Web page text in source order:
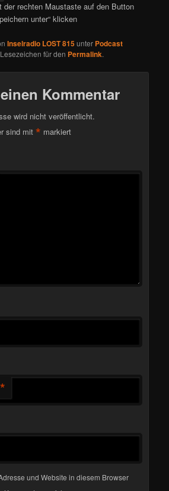
der rechten Maustaste auf den Button
unter“ klicken
Inselradio LOST 815unter Podcast
für den Permalink.
Kommentar
wird nicht veröffentlicht.
sind mit* markiert
*
und Website in diesem Browser